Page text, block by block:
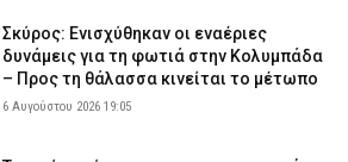
Σκύρος: Ενισχύθηκαν οι εναέριες
δυνάμεις για τη φωτιά στην Κολυμπάδα
– Προς τη θάλασσα κινείται το μέτωπο
6 Αυγούστου 2026 19:05